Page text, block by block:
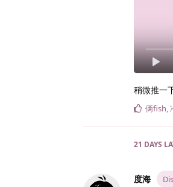
稍微推一
俩fish,
21 DAYS
度海